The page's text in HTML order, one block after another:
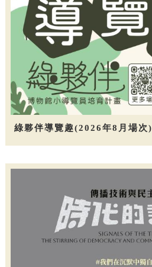
綠夥伴導覽趣(2026年8月場次)